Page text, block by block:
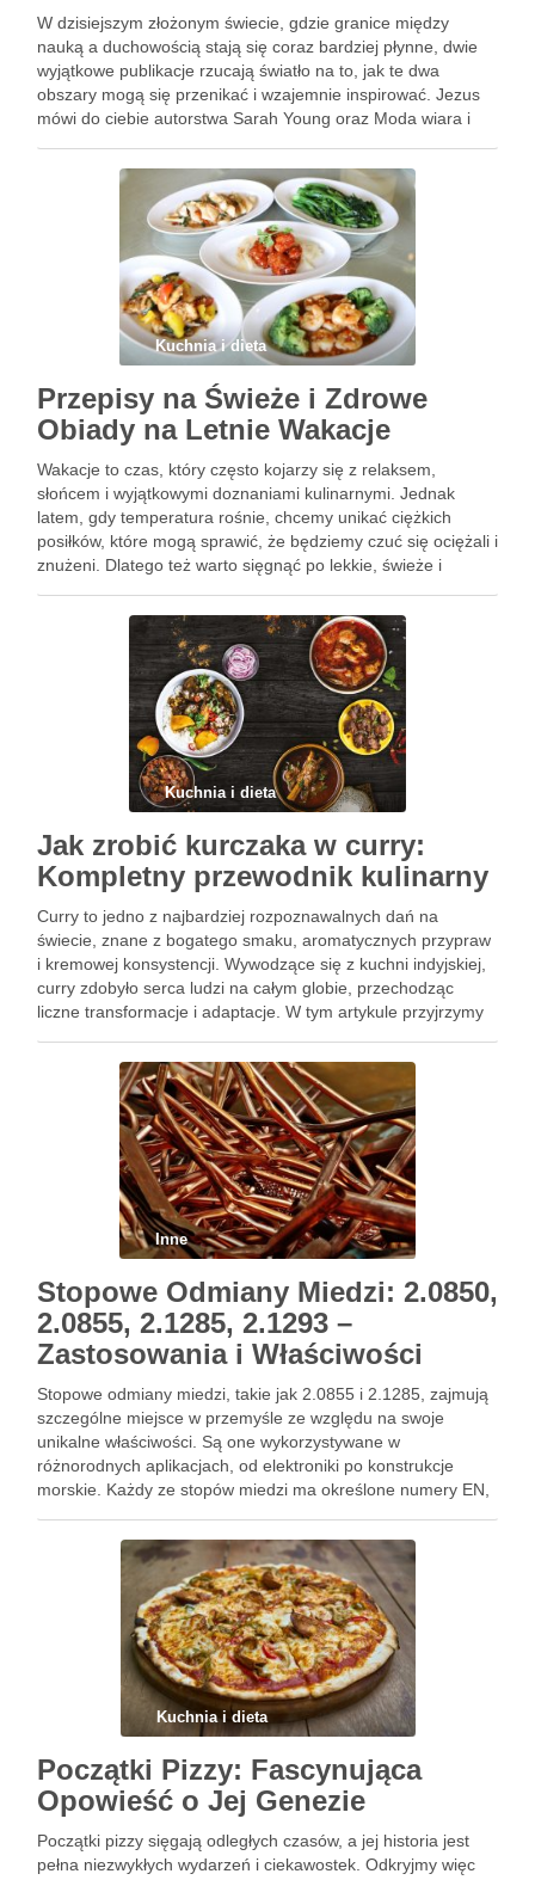
W dzisiejszym złożonym świecie, gdzie granice między
nauką a duchowością stają się coraz bardziej płynne, dwie
wyjątkowe publikacje rzucają światło na to, jak te dwa
obszary mogą się przenikać i wzajemnie inspirować. Jezus
mówi do ciebie autorstwa Sarah Young oraz Moda wiara i
Kuchnia i dieta
Przepisy na Świeże i Zdrowe
Obiady na Letnie Wakacje
Wakacje to czas, który często kojarzy się z relaksem,
słońcem i wyjątkowymi doznaniami kulinar­nymi. Jednak
latem, gdy temperatura rośnie, chcemy unikać ciężkich
posiłków, które mogą sprawić, że będziemy czuć się ociężali i
znużeni. Dlatego też warto sięgnąć po lekkie, świeże i
orzeźwią i …
Kuchnia i dieta
Jak zrobić kurczaka w curry:
Kompletny przewodnik kulinarny
Curry to jedno z najbardziej rozpoznawalnych dań na
świecie, znane z bogatego smaku, aromatycznych przypraw
i kremowej konsystencji. Wywodzące się z kuchni indyjskiej,
curry zdobyło serca ludzi na całym globie, przechodząc
liczne transformacje i adaptacje. W tym artykule przyjrzymy
przepisy i …
Inne
Stopowe Odmiany Miedzi: 2.0850,
2.0855, 2.1285, 2.1293 –
Zastosowania i Właściwości
Stopowe odmiany miedzi, takie jak 2.0855 i 2.1285, zajmują
szczególne miejsce w przemyśle ze względu na swoje
unikalne właściwości. Są one wykorzystywane w
różnorodnych aplikacjach, od elektroniki po konstrukcje
morskie. Każdy ze stopów miedzi ma określone numery EN,
zastosowanie. W tym …
Kuchnia i dieta
Początki Pizzy: Fascynująca
Opowieść o Jej Genezie
Początki pizzy sięgają odległych czasów, a jej historia jest
pełna niezwykłych wydarzeń i ciekawostek. Odkryjmy więc